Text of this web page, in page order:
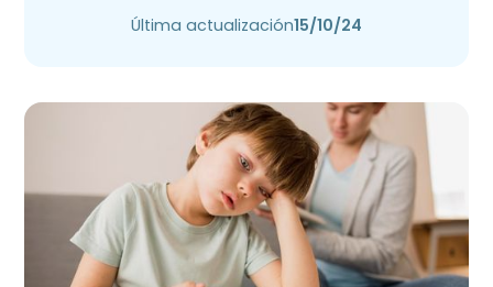
Última actualización15/10/24